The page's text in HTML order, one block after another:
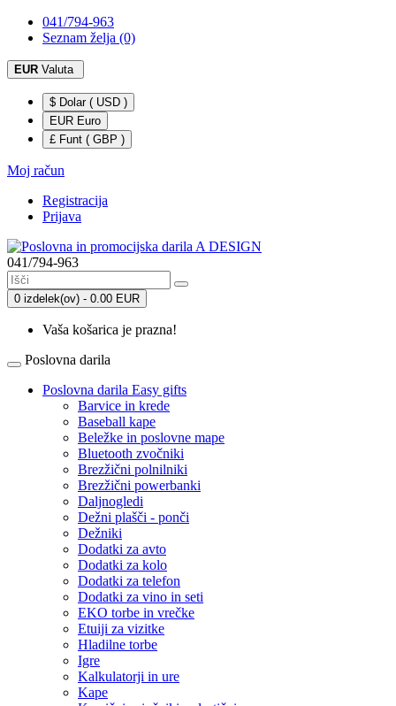
041/794-963
Seznam želja (0)
EUR Valuta
$ Dolar ( USD )
EUR Euro
£ Funt ( GBP )
Moj račun
Registracija
Prijava
041/794-963
0 izdelek(ov) - 0.00 EUR
Vaša košarica je prazna!
Poslovna darila
Poslovna darila Easy gifts
Barvice in krede
Baseball kape
Beležke in poslovne mape
Bluetooth zvočniki
Brezžični polnilniki
Brezžični powerbanki
Daljnogledi
Dežni plašči - ponči
Dežniki
Dodatki za avto
Dodatki za kolo
Dodatki za telefon
Dodatki za vino in seti
EKO torbe in vrečke
Etuiji za vizitke
Hladilne torbe
Igre
Kalkulatorji in ure
Kape